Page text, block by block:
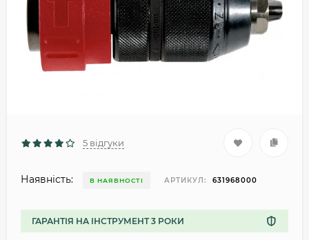
5 відгуки
Наявність: В НАЯВНОСТІ АРТИКУЛ: 631968000
ГАРАНТІЯ НА ІНСТРУМЕНТ 3 РОКИ